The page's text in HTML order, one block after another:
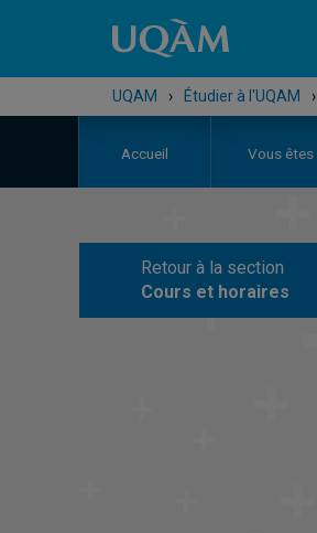
UQAM › Étudier à l'UQAM ›
Accueil Vous êtes
Retour à la section
Cours et horaires